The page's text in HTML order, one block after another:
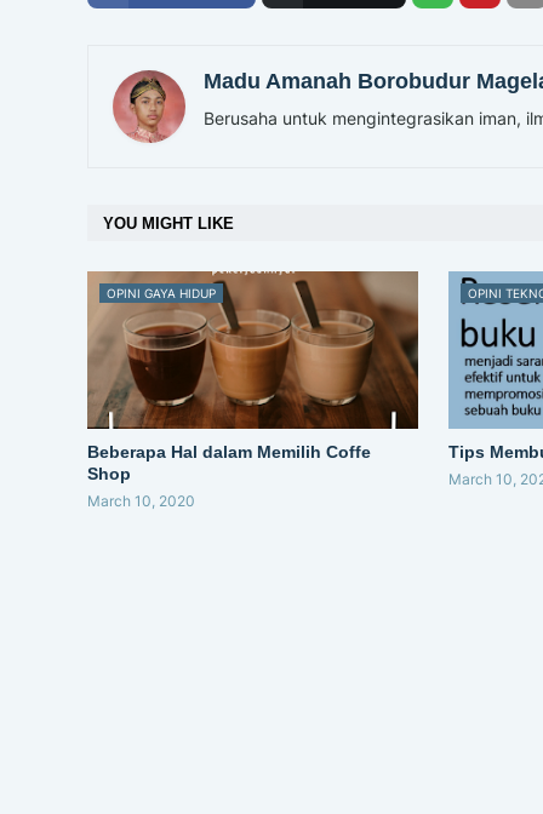
Madu Amanah Borobudur
Berusaha untuk mengintegrasikan iman,
YOU MIGHT LIKE
OPINI GAYA HIDUP
Beberapa Hal dalam Memilih Coffe
Shop
March 10, 2020
OPINI
Tips
March 10,